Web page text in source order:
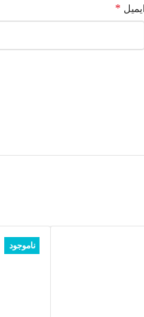
ایمیل *
ناموجود